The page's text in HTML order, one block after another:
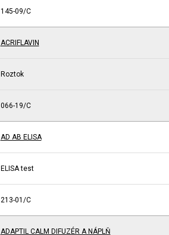
145-09/C
ACRIFLAVIN
Roztok
066-19/C
AD AB ELISA
ELISA test
213-01/C
ADAPTIL CALM DIFUZÉR A NÁPLŇ